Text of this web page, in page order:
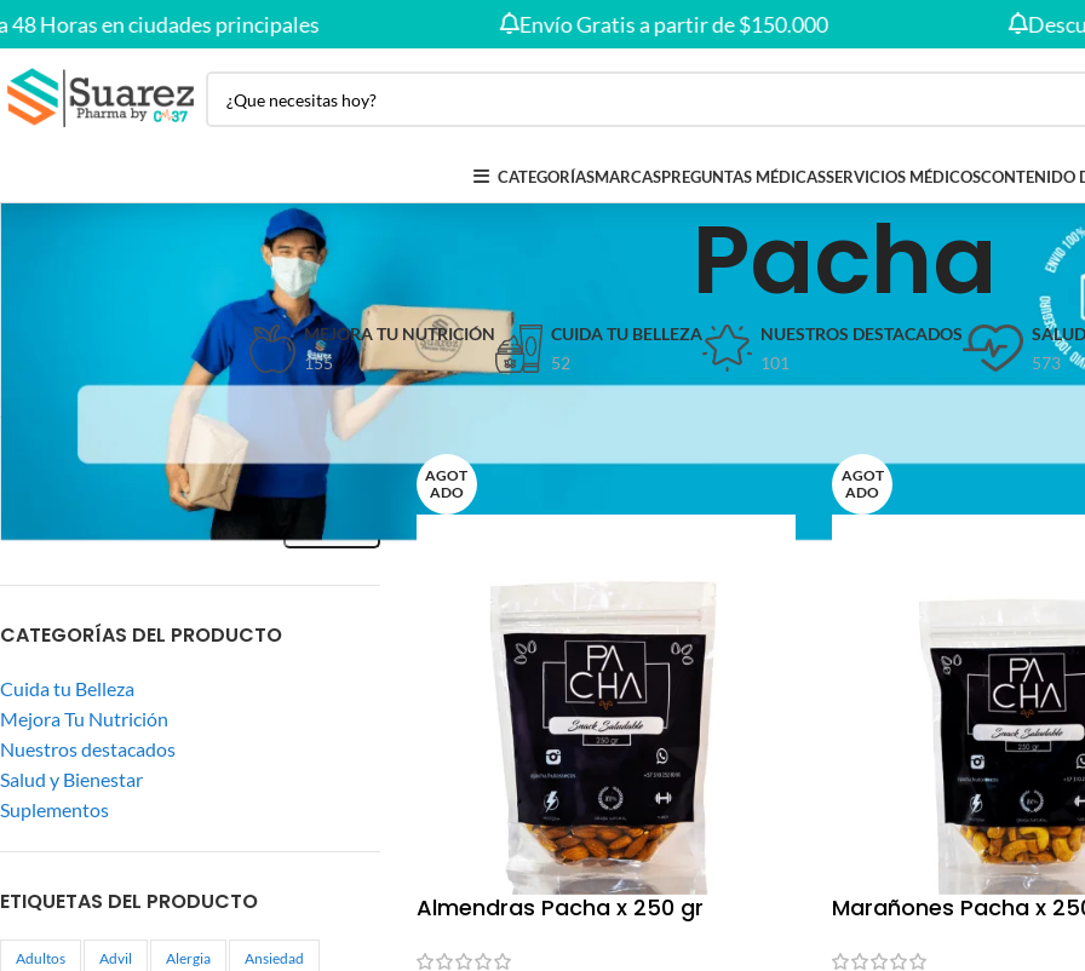
en ciudades principales Envío Gratis a partir de $150.000
CATEGORÍASMARCASPREGUNTAS MÉDICASSERVICIOS MÉDICOSCONTENIDO
Pacha
MEJORA TU NUTRICIÓN
155
CUIDA TU BELLEZA
52
NUESTROS DESTACADOS
101
573
FILTRAR POR PRECIO
FILTRAR
CATEGORÍAS DEL PRODUCTO
Cuida tu Belleza
Mejora Tu Nutrición
Nuestros destacados
Salud y Bienestar
Suplementos
ETIQUETAS DEL PRODUCTO
Adultos Advil Alergia Ansiedad
AGOT
ADO
Almendras Pacha x 250 gr
AGOT
ADO
Marañones Pacha x
Envío gratis en compras desde